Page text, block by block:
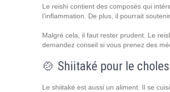
Le reishi contient des composés qui
l’inflammation. De plus, il pourrait
Malgré cela, il faut rester prudent. Le
demandez conseil si vous prenez des
🍲 Shiitaké pour le
Le shiitaké est aussi un aliment. Il se